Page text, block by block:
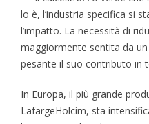
lo è, l’industria specifica si
l’impatto. La necessità di
maggiormente sentita da
pesante il suo contributo in
In Europa, il più grande
LafargeHolcim, sta